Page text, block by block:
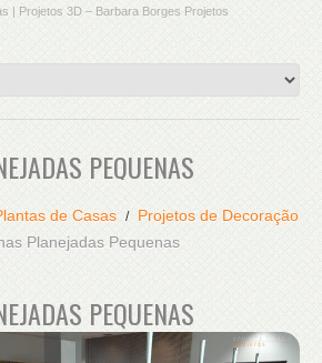
| Projetos 3D – Barbara Borges Projetos
PEQUENAS
de Casas
Projetos de Decoração
Planejadas Pequenas
PEQUENAS